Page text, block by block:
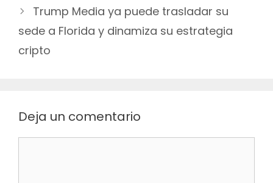
Trump Media ya puede trasladar su
sede a Florida y dinamiza su estrategia
cripto
Deja un comentario